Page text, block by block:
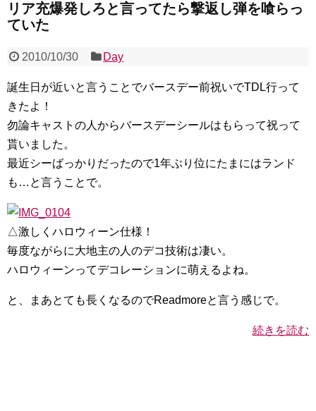
リア充爆発しろと言ってたら撃返し弾を喰らっ
ていた
2010/10/30 Day
誕生日が近いと言うことでバースデー前祝いでTDL行って
きたよ！
勿論キャストの人からバースデーシールはもらって祝って
貰いました。
最近シーばっかりだったので1年ぶり位にたまにはランド
も…と言うことで。
△激しくハロウィーン仕様！
毎度ながらに大地主の人のデコ技術は凄い。
ハロウィーンってデコレーションに萌えるよね。
と、まあとても長くなるのでReadmoreと言う感じで。
続きを読む